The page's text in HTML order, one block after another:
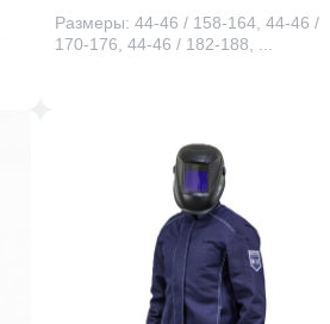
Размеры: 44-46 / 158-164, 44-46 /
170-176, 44-46 / 182-188, ...